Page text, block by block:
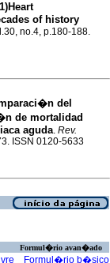
of history
no.4, p.180-188.
del
de mortalidad
aguda. Rev.
ISSN 0120-5633
Formul�rio avan�ado
Formul�rio b�sico